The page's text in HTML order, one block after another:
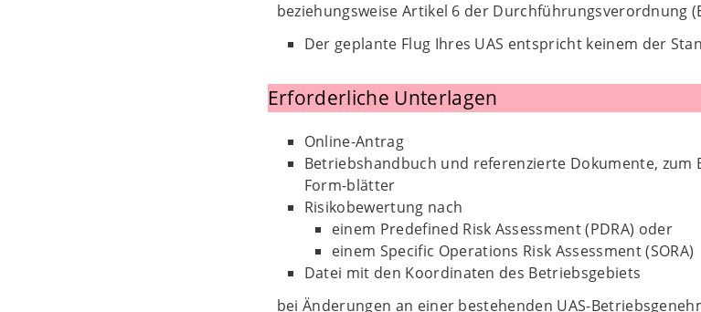
beziehungsweise Artikel 6 der Durchführungsverordnung
Der geplante Flug Ihres UAS entspricht keinem der
Erforderliche Unterlagen
Online-Antrag
Betriebshandbuch und referenzierte Dokumente, zum
Form-blätter
Risikobewertung nach
einem Predefined Risk Assessment (PDRA) oder
einem Specific Operations Risk Assessment (SORA)
Datei mit den Koordinaten des Betriebsgebiets
bei Änderungen an einer bestehenden UAS-